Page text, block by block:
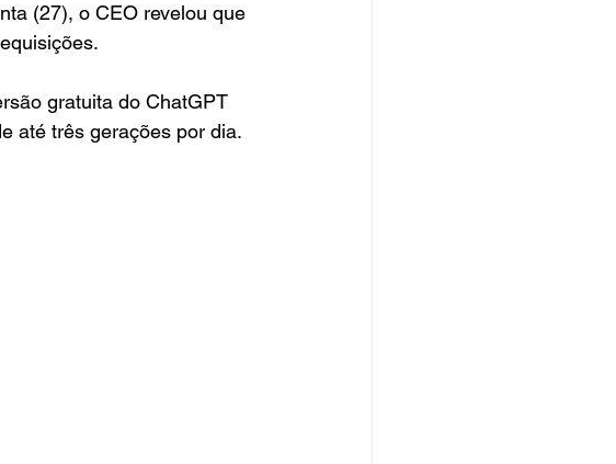
(27), o CEO revelou que
gratuita do ChatGPT
até três gerações por dia.